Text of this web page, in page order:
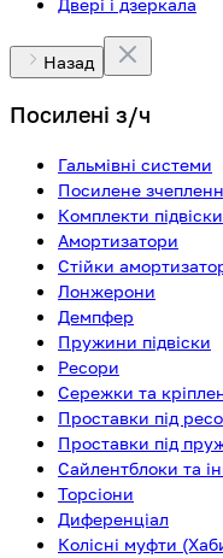
Двері і дзеркала
Назад
Посилені з/ч
Гальмівні системи
Посилене
Комплекти підвіски
Амортизатори
Стійки
Лонжерони
Демпфер
Пружини підвіски
Ресори
Сережки та
Проставки під
Проставки під
Сайлентблоки та
Торсіони
Диференціал
Колісні муфти